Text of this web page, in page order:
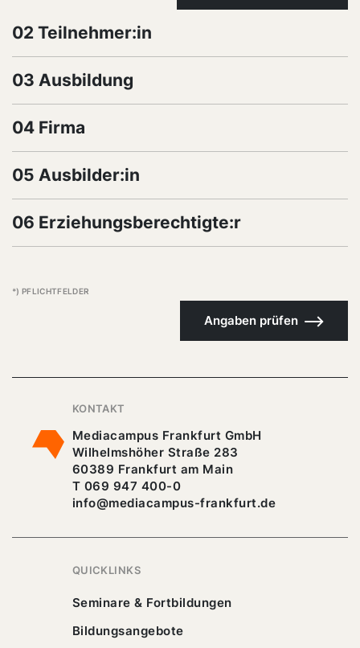
02 Teilnehmer:in
03 Ausbildung
04 Firma
05 Ausbilder:in
06 Erziehungsberechtigte:r
*) PFLICHTFELDER
Angaben prüfen
KONTAKT
Mediacampus Frankfurt GmbH
Wilhelmshöher Straße 283
60389 Frankfurt am Main
T 069 947 400-0
info@mediacampus-frankfurt.de
QUICKLINKS
Seminare & Fortbildungen
Bildungsangebote